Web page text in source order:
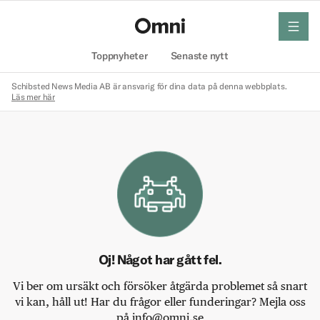
Toppnyheter Senaste nytt
meny
Schibsted News Media AB är ansvarig för dina data på denna webbplats.
Läs mer här
Oj! Något har gått fel.
Vi ber om ursäkt och försöker åtgärda problemet så snart
vi kan, håll ut! Har du frågor eller funderingar? Mejla oss